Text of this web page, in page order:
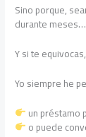
Sino porque,
durante
Y si te
Yo siempre he
un préstamo
o puede